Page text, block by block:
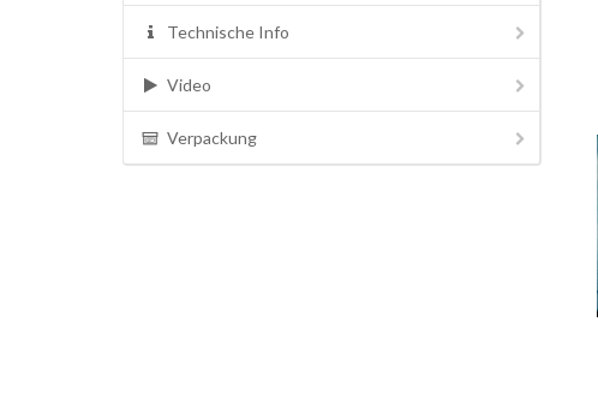
Technische Info
Video
Verpackung